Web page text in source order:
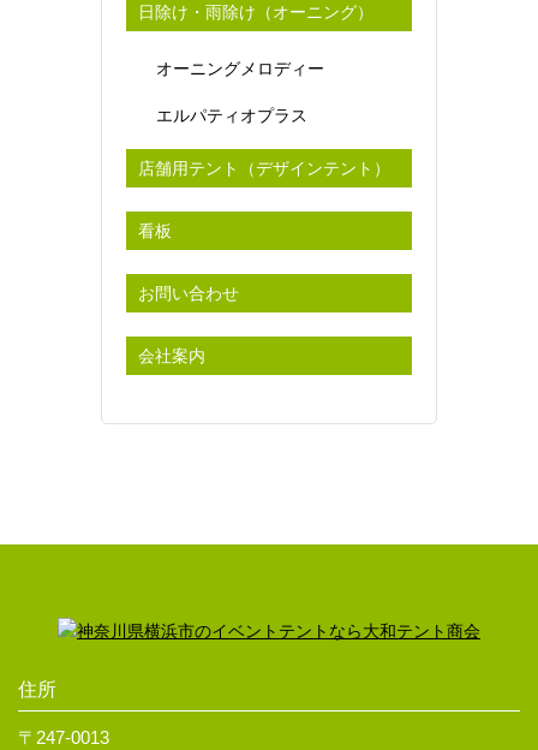
日除け・雨除け（オーニング）
オーニングメロディー
エルパティオプラス
店舗用テント（デザインテント）
看板
お問い合わせ
会社案内
住所
〒247-0013